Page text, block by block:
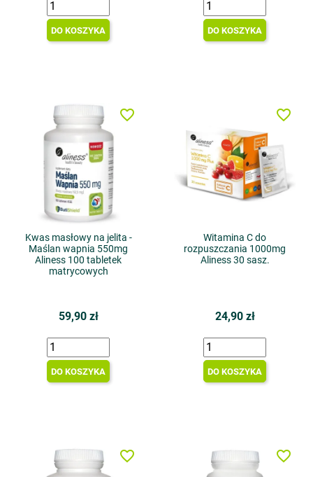
DO KOSZYKA DO KOSZYKA
Kwas masłowy na jelita -
Maślan wapnia 550mg
Aliness 100 tabletek
matrycowych
59,90 zł
DO KOSZYKA
favorite_border
Witamina C do
rozpuszczania 1000mg
Aliness 30 sasz.
24,90 zł
DO KOSZYKA
favorite_border
favorite_border favorite_border